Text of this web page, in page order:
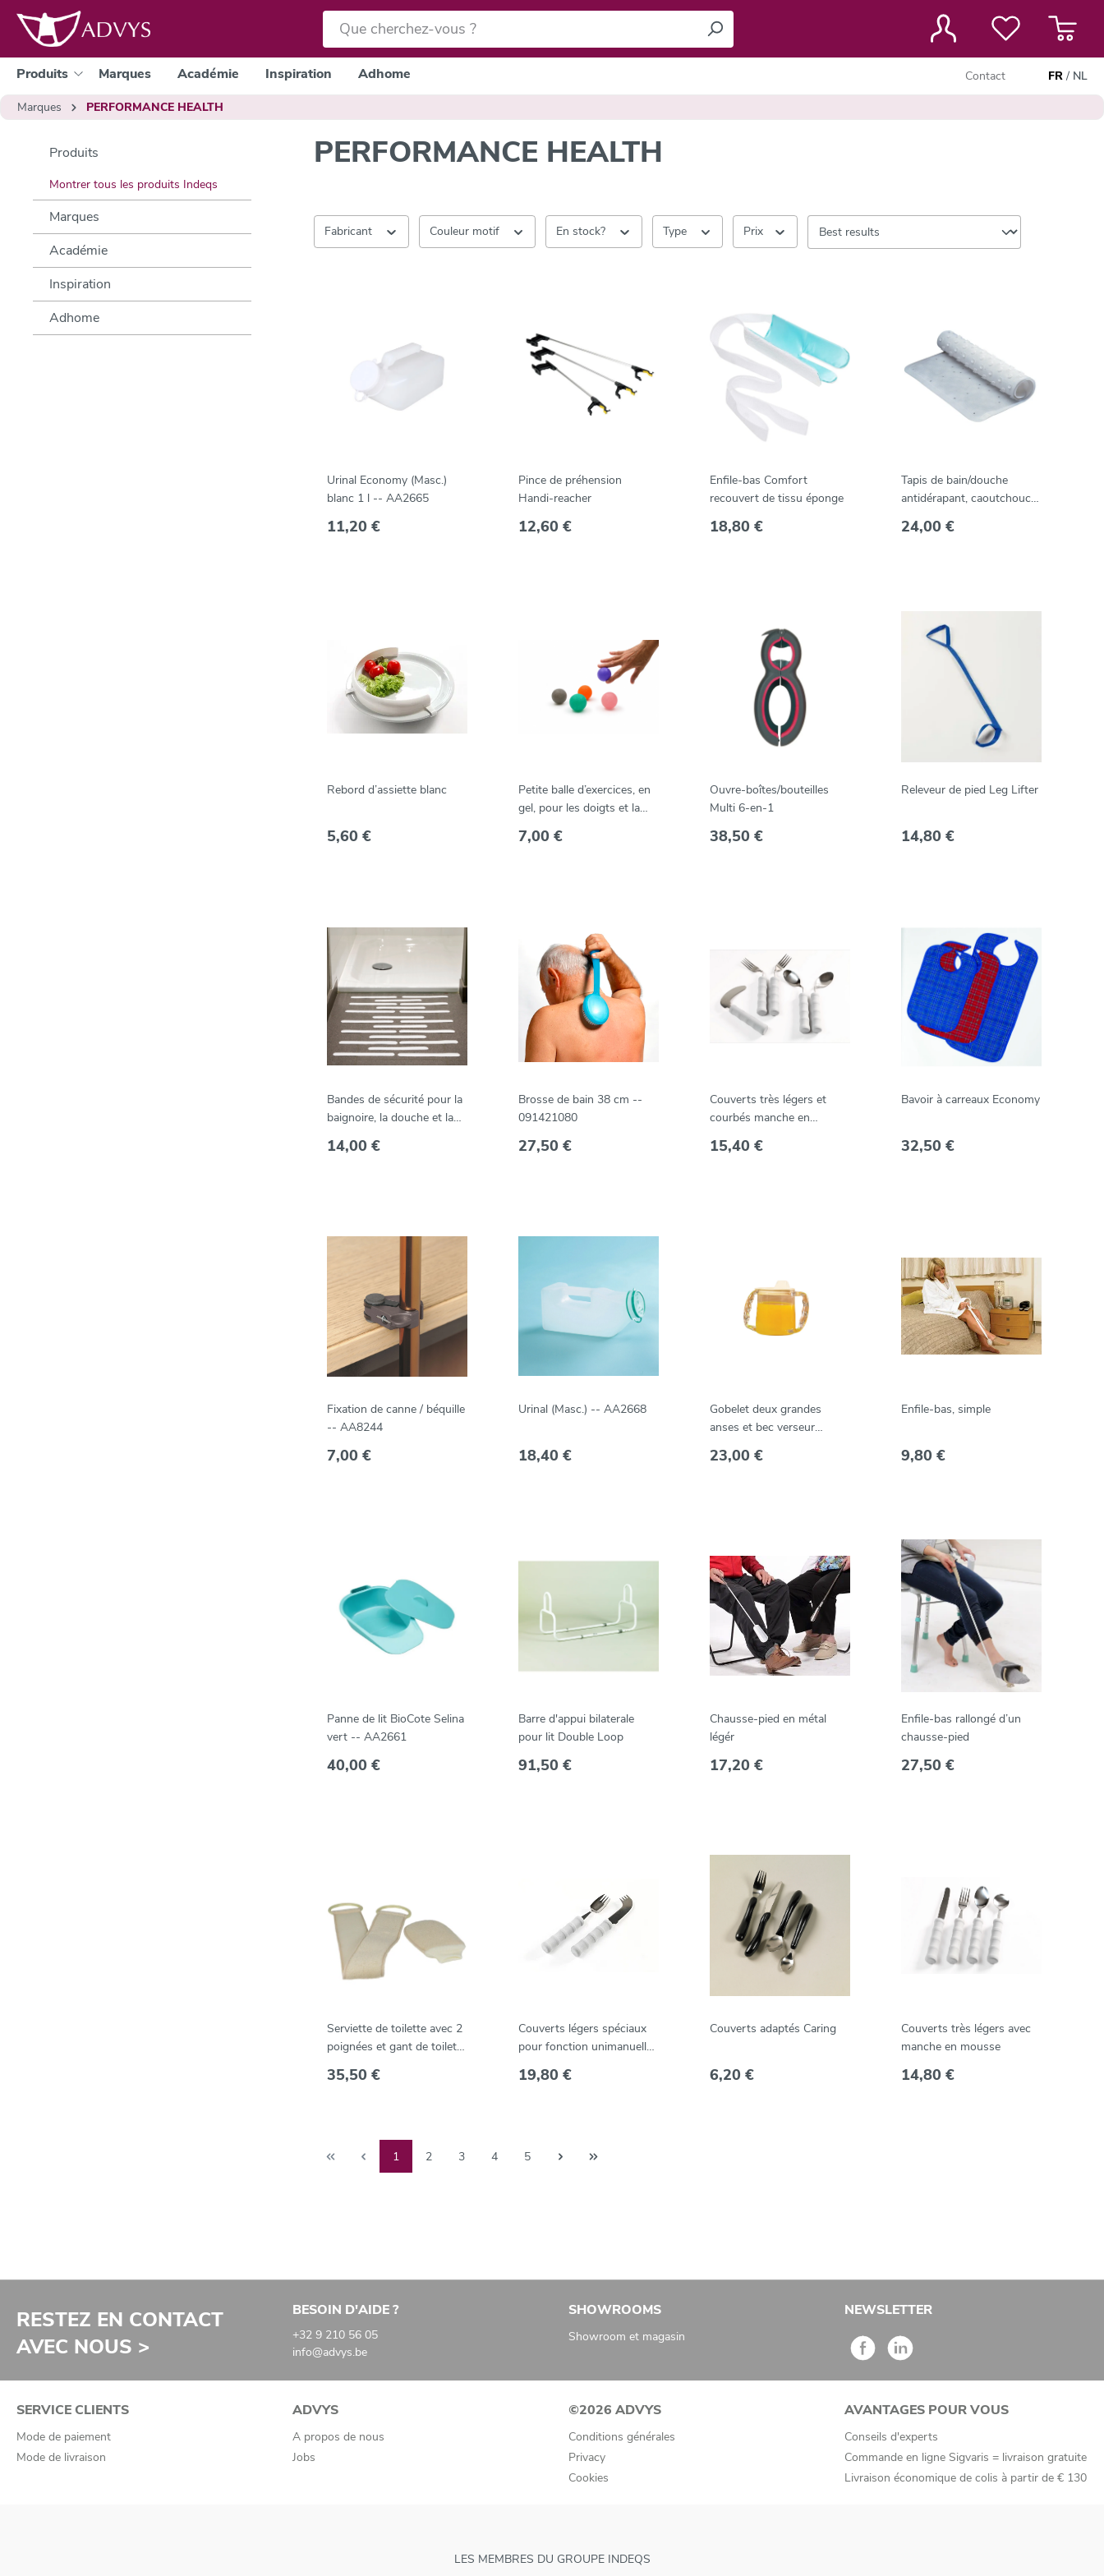
recherche Passer à la navigation principale
Produits Marques Académie Inspiration Adhome Contact FR / NL
Marques
PERFORMANCE HEALTH
Produits
Montrer tous les produits Indeqs
Marques
Académie
Inspiration
Adhome
PERFORMANCE HEALTH
Fabricant Couleur motif En stock? Type Prix
Urinal Economy (Masc.)
blanc 1 l -- AA2665
11,20 €
Pince de préhension
Handi-reacher
12,60 €
Enfile-bas Comfort
recouvert de tissu éponge
18,80 €
Tapis de bain/douche
antidérapant, caoutchouc
24,00 €
Rebord d’assiette blanc
5,60 €
Petite balle d’exercices, en
gel, pour les doigts et la
7,00 €
Ouvre-boîtes/bouteilles
Multi 6-en-1
38,50 €
Releveur de pied Leg Lifter
14,80 €
Bandes de sécurité pour la
baignoire, la douche et la
(par 20) -- A830600
14,00 €
Brosse de bain 38 cm --
091421080
27,50 €
Couverts très légers et
courbés manche en
15,40 €
Bavoir à carreaux Economy
32,50 €
Fixation de canne / béquille
-- AA8244
7,00 €
Urinal (Masc.) -- AA2668
18,40 €
Gobelet deux grandes
anses et bec verseur
petits trous
23,00 €
Enfile-bas, simple
9,80 €
Panne de lit BioCote Selina
vert -- AA2661
40,00 €
Barre d'appui bilaterale
pour lit Double Loop
91,50 €
Chausse-pied en métal
légér
17,20 €
Enfile-bas rallongé d’un
chausse-pied
27,50 €
Serviette de toilette avec 2
poignées et gant de toilette
35,50 €
Couverts légers spéciaux
pour fonction unimanuelle
19,80 €
Couverts adaptés Caring
6,20 €
Couverts très légers avec
manche en mousse
14,80 €
1 2 3 4 5
RESTEZ EN CONTACT
AVEC NOUS >
BESOIN D'AIDE ?
+32 9 210 56 05
info@advys.be
SHOWROOMS
Showroom et magasin
NEWSLETTER
SERVICE CLIENTS
Mode de paiement
Mode de livraison
ADVYS
A propos de nous
Jobs
©2026 ADVYS
Conditions générales
Privacy
Cookies
AVANTAGES POUR VOUS
Conseils d'experts
Commande en ligne Sigvaris = livraison gratuite
Livraison économique de colis à partir de € 130
LES MEMBRES DU GROUPE INDEQS